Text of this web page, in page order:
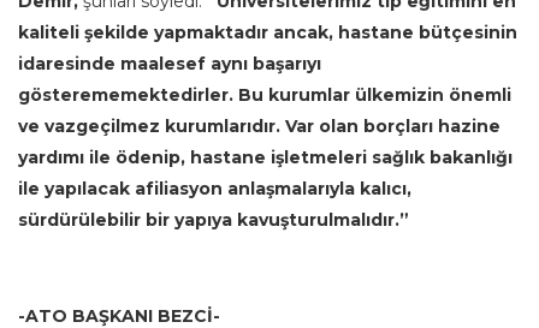
kaliteli şekilde yapmaktadır ancak, hastane bütçesinin
idaresinde maalesef aynı başarıyı
gösterememektedirler. Bu kurumlar ülkemizin önemli
ve vazgeçilmez kurumlarıdır. Var olan borçları hazine
yardımı ile ödenip, hastane işletmeleri sağlık bakanlığı
ile yapılacak afiliasyon anlaşmalarıyla kalıcı,
sürdürülebilir bir yapıya kavuşturulmalıdır.”
-ATO BAŞKANI BEZCİ-